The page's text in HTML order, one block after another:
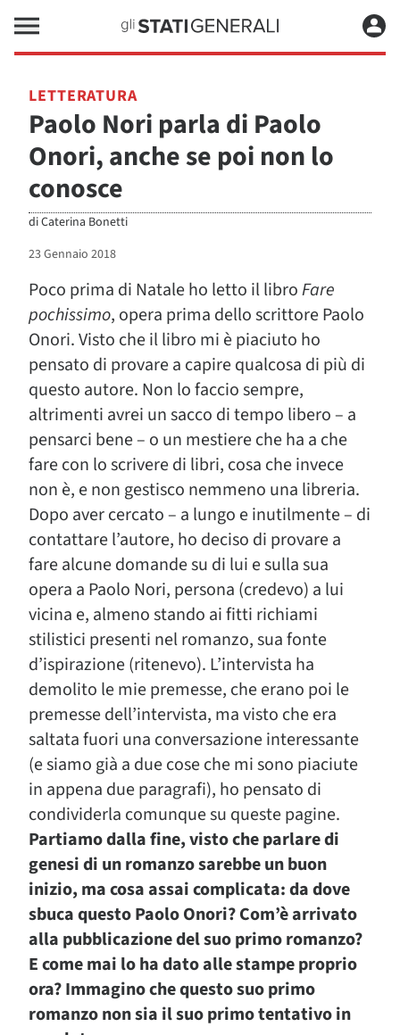
LETTERATURA
Paolo Nori parla di Paolo
Onori, anche se poi non lo
conosce
diCaterina Bonetti
23 Gennaio 2018
Poco prima di Natale ho letto il libroFare
pochissimo, opera prima dello scrittore Paolo
Onori. Visto che il libro mi è piaciuto ho
pensato di provare a capire qualcosa di più di
questo autore. Non lo faccio sempre,
altrimenti avrei un sacco di tempo libero – a
pensarci bene – o un mestiere che ha a che
fare con lo scrivere di libri, cosa che invece
non è, e non gestisco nemmeno una libreria.
Dopo aver cercato – a lungo e inutilmente – di
contattare l’autore, ho deciso di provare a
fare alcune domande su di lui e sulla sua
opera a Paolo Nori, persona (credevo) a lui
vicina e, almeno stando ai fitti richiami
stilistici presenti nel romanzo, sua fonte
d’ispirazione (ritenevo). L’intervista ha
demolito le mie premesse, che erano poi le
premesse dell’intervista, ma visto che era
saltata fuori una conversazione interessante
(e siamo già a due cose che mi sono piaciute
in appena due paragrafi), ho pensato di
condividerla comunque su queste pagine.
Partiamo dalla fine, visto che parlare di
genesi di un romanzo sarebbe un buon
inizio, ma cosa assai complicata: da dove
sbuca questo Paolo Onori? Com’è arrivato
alla pubblicazione del suo primo romanzo?
E come mai lo ha dato alle stampe proprio
ora? Immagino che questo suo primo
romanzo non sia il suo primo tentativo in